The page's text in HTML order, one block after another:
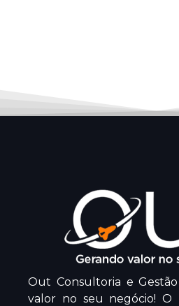
Out Consultoria e
valor no seu negócio! O